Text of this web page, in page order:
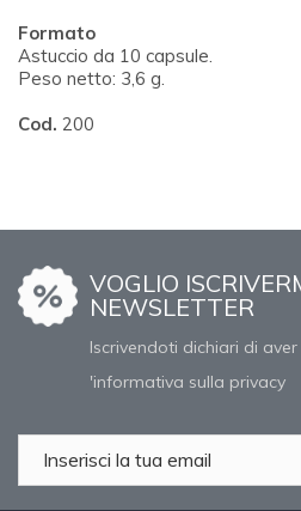
Formato
Astuccio da 10 capsule.
Peso netto: 3,6 g.
Cod. 200
VOGLIO
NEWSLETTER
Iscrivendoti dichiari di
'informativa sulla privacy